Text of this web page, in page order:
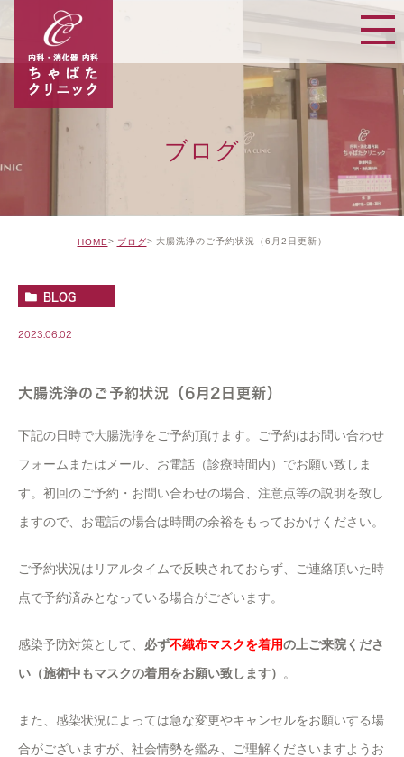
ブログ
HOME ブログ 大腸洗浄のご予約状況（6月2日更新）
BLOG
2023.06.02
大腸洗浄のご予約状況（6月2日更新）
下記の日時で大腸洗浄をご予約頂けます。ご予約はお問い合わせ
フォームまたはメール、お電話（診療時間内）でお願い致しま
す。初回のご予約・お問い合わせの場合、注意点等の説明を致し
ますので、お電話の場合は時間の余裕をもっておかけください。
ご予約状況はリアルタイムで反映されておらず、ご連絡頂いた時
点で予約済みとなっている場合がございます。
感染予防対策として、 必ず不織布マスクを着用の上ご来院くださ
い（施術中もマスクの着用をお願い致します）
。
また、感染状況によっては急な変更やキャンセルをお願いする場
合がございますが、社会情勢を鑑み、ご理解くださいますようお